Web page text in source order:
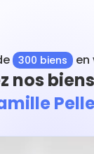
300 biens en
nos